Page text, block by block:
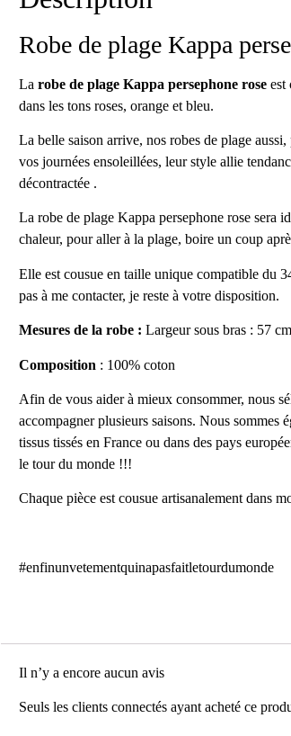
Robe de plage Kappa
La robe de plage Kappa persephone roseest
dans les tons roses, orange et bleu.
La belle saison arrive, nos robes de plage
vos journées ensoleillées, leur style allie
décontractée .
La robe de plage Kappa persephone rose sera
chaleur, pour aller à la plage, boire un coup
Elle est cousue en taille unique compatible du
pas à me contacter, je reste à votre disposition.
Mesures de la robe : Largeur sous bras : 57
Composition : 100% coton
Afin de vous aider à mieux consommer, nous
accompagner plusieurs saisons. Nous
tissus tissés en France ou dans des pays
le tour du monde !!!
Chaque pièce est cousue artisanalement dans
#enfinunvetementquinapasfaitletourdumonde
Il n’y a encore aucun avis
Seuls les clients connectés ayant acheté ce